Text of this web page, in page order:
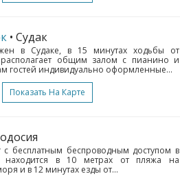
• Судак
в Судаке, в 15 минутах ходьбы от
общим залом с пианино и
гостей индивидуально оформленные...
Показать На Карте
с бесплатным беспроводным доступом в
находится в 10 метрах от пляжа на
и в 12 минутах езды от...